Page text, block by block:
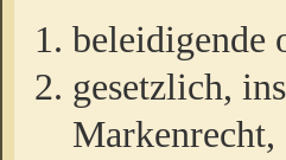
beleidigende
gesetzlich,
Markenrecht,